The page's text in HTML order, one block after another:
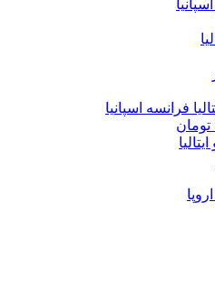
فرانسه اسپانیا